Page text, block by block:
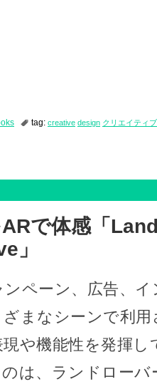
tag: creative design クリエイティブ
で体感「
」
ペーン、広告、
まなシーンで利
や機能性を発揮
は、ランドローバ